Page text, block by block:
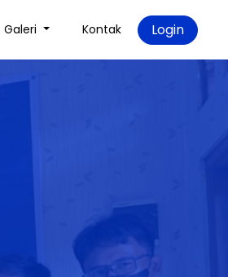
Galeri Kontak Login